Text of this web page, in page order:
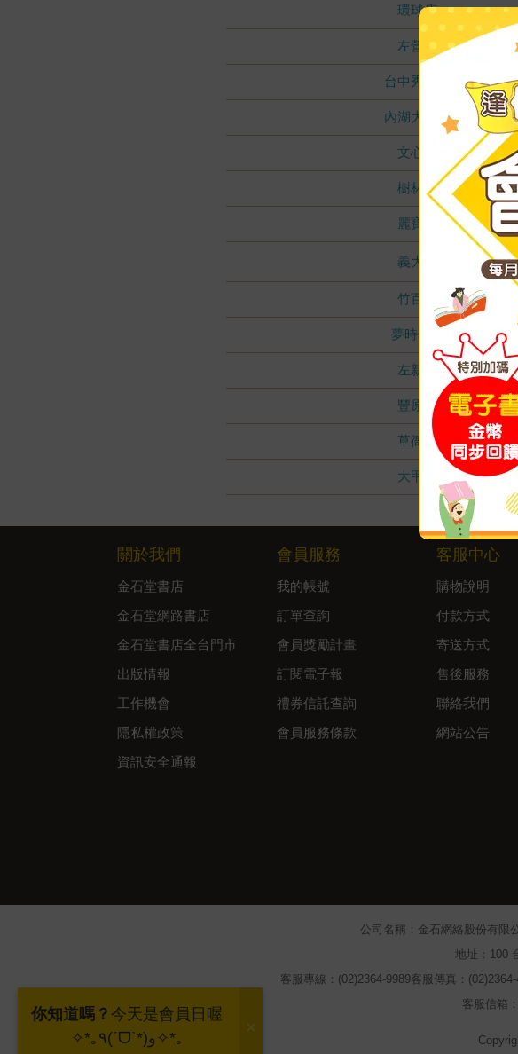
環球店
左營店
台中秀泰店
內湖大潤發
文心店
樹林店
麗寶店
義大店
竹百店
夢時代店
左新店
豐原店
草衙店
大甲店
關於我們
金石堂書店
金石堂網路書店
金石堂書店全台門市
出版情報
工作機會
隱私權政策
資訊安全通報
會員服務
我的帳號
訂單查詢
會員獎勵計畫
訂閱電子報
禮券信託查詢
會員服務條款
客服中心
購物說明
付款方式
寄送方式
售後服務
聯絡我們
網站公告
公司名稱：金石網絡股份有限
地址：100
客服專線：(02)2364-9989客服傳真：
客服信箱
你知道嗎？ 今天是會員日喔
✧*｡٩(ˊᗜˋ*)و✧*｡